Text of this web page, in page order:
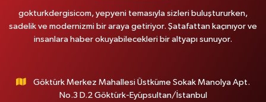
gokturkdergisicom, yepyeni temasıyla sizleri buluştururken,
sadelik ve modernizmi bir araya getiriyor. Şatafattan kaçınıyor ve
insanlara haber okuyabilecekleri bir altyapı sunuyor.
Göktürk Merkez Mahallesi Üstküme Sokak Manolya Apt.
No.3 D.2 Göktürk-Eyüpsultan/İstanbul